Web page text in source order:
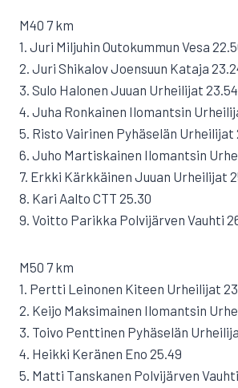
M40 7 km
1. Juri Miljuhin Outokummun Vesa
2. Juri Shikalov Joensuun Kataja
3. Sulo Halonen Juuan Urheilijat 23.54
4. Juha Ronkainen Ilomantsin
5. Risto Vairinen Pyhäselän Urheilijat
6. Juho Martiskainen Ilomantsin
7. Erkki Kärkkäinen Juuan Urheilijat
8. Kari Aalto CTT 25.30
9. Voitto Parikka Polvijärven Vauhti
M50 7 km
1. Pertti Leinonen Kiteen Urheilijat
2. Keijo Maksimainen Ilomantsin
3. Toivo Penttinen Pyhäselän
4. Heikki Keränen Eno 25.49
5. Matti Tanskanen Polvijärven Vauhti